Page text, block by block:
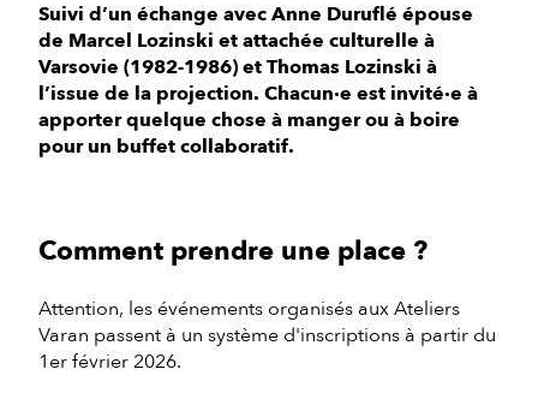
Suivi d’un échange avec Anne Duruflé épouse
de Marcel Lozinski et attachée culturelle à
Varsovie (1982-1986) et Thomas Lozinski à
l’issue de la projection. Chacun·e est invité·e à
apporter quelque chose à manger ou à boire
pour un buffet collaboratif.
Comment prendre une place ?
Attention, les événements organisés aux Ateliers
Varan passent à un système d'inscriptions à partir du
1er février 2026.